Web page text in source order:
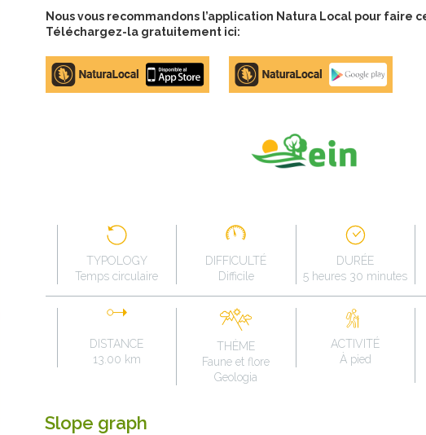
Nous vous recommandons l’application Natura Local pour faire
Téléchargez-la gratuitement ici:
Apple
store
Google
Play
TYPOLOGY
Temps circulaire
DIFFICULTÉ
Difficile
DURÉE
5 heures 30 minutes
DISTANCE
13.00 km
THÈME
Faune et flore
Geologia
ACTIVITÉ
À pied
Slope graph